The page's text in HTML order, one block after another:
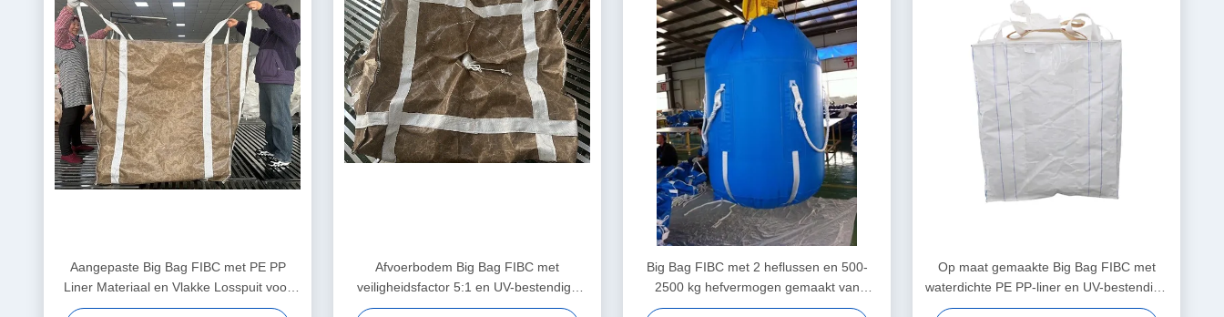
Aangepaste Big Bag FIBC met PE PP
Liner Materiaal en Vlakke Losspuit voor
Veelzijdige Toepassingen
Afvoerbodem Big Bag FIBC met
veiligheidsfactor 5:1 en UV-bestendige
coating voor het hanteren van zware
Big Bag FIBC met 2 heflussen en 500-
2500 kg hefvermogen gemaakt van
duurzaam polypropyleen
Op maat gemaakte Big Bag FIBC met
waterdichte PE PP-liner en UV-bestendige
coating voor vochtgevoelige goederen